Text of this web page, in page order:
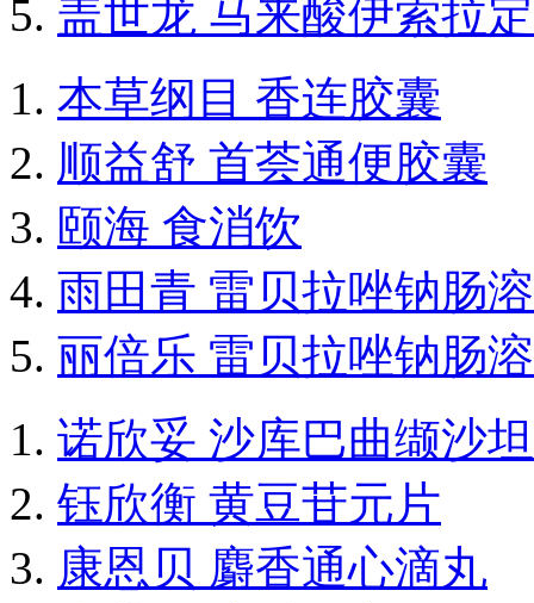
盖世龙 马来酸伊索拉
本草纲目 香连胶囊
顺益舒 首荟通便胶囊
颐海 食消饮
雨田青 雷贝拉唑钠肠
丽倍乐 雷贝拉唑钠肠
诺欣妥 沙库巴曲缬沙
钰欣衡 黄豆苷元片
康恩贝 麝香通心滴丸